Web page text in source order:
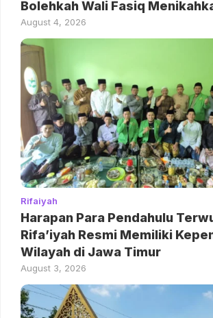
Bolehkah Wali Fasiq
August 4, 2026
Rifaiyah
Harapan Para Pendahulu
Rifa’iyah Resmi Memiliki
Wilayah di Jawa Timur
August 3, 2026